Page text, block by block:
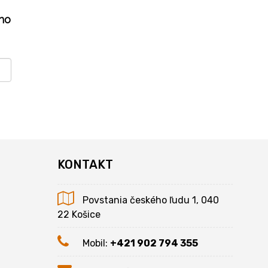
KONTAKT
Povstania českého ľudu 1, 040
22 Košice
Mobil: +421 902 794 355